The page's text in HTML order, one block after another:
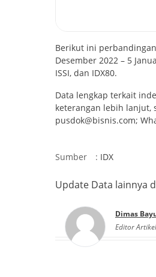
Berikut ini
Desember 2022 – 5
ISSI, dan IDX80.
Data lengkap terkait
keterangan lebih lanjut,
pusdok@bisnis.com;
Sumber : IDX
Update Data lainnya
Dimas
Editor